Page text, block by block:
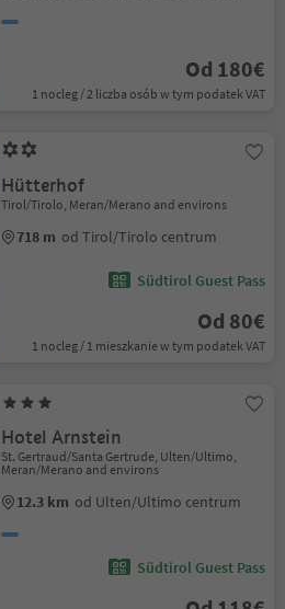
Od 180€
1 nocleg / 2 liczba osób w tym podatek VAT
Hütterhof
Tirol/Tirolo, Meran/Merano and environs
718 m od Tirol/Tirolo centrum
Südtirol Guest Pass
Od 80€
1 nocleg / 1 mieszkanie w tym podatek VAT
Hotel Arnstein
St. Gertraud/Santa Gertrude, Ulten/Ultimo,
Meran/Merano and environs
12.3 km od Ulten/Ultimo centrum
Südtirol Guest Pass